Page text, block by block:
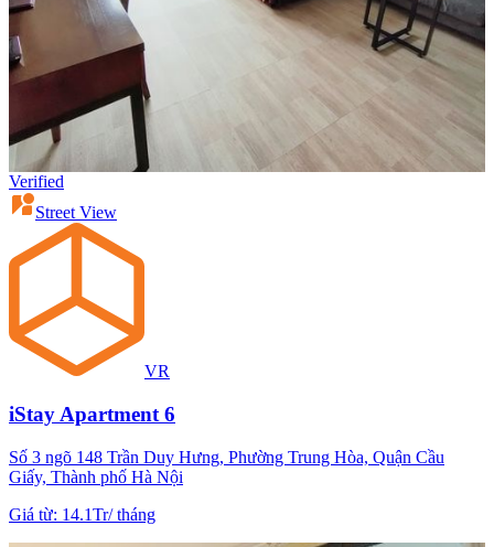
Verified
Street View
VR
iStay Apartment 6
Số 3 ngõ 148 Trần Duy Hưng, Phường Trung Hòa, Quận Cầu
Giấy, Thành phố Hà Nội
Giá từ: 14.1Tr/tháng